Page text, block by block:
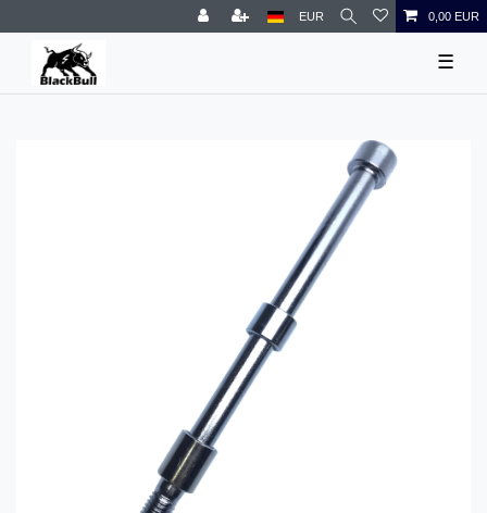
EUR 0,00 EUR
☰